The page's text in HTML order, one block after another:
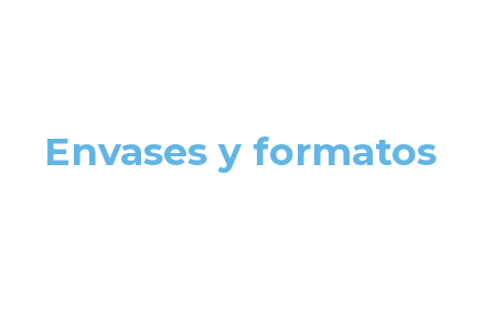
Envases y formatos